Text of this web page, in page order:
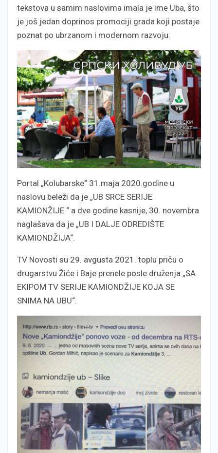
tekstova u samim naslovima imala je ime Uba, što
je još jedan doprinos promociji grada koji postaje
poznat po ubrzanom i modernom razvoju.
Portal „Kolubarske“ 31.maja 2020.godine u
naslovu beleži da je „UB SRCE SERIJE
KAMIONŽIJE “ a dve godine kasnije, 30. novembra
naglašava da je „UB I DALJE ODREDIŠTE
KAMIONDŽIJA“.
TV Novosti su 29. avgusta 2021. toplu priču o
drugarstvu Žiće i Baje prenele posle druženja „SA
EKIPOM TV SERIJE KAMIONDŽIJE KOJA SE
SNIMA NA UBU“.